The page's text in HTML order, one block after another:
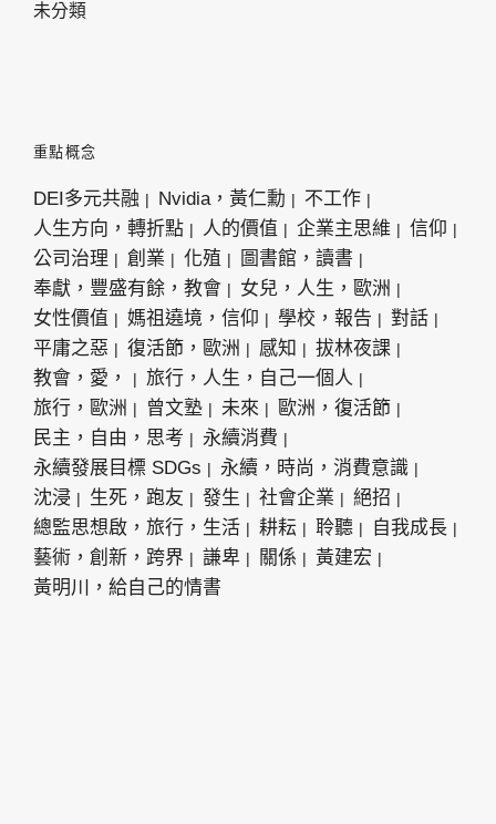
未分類
重點概念
DEI多元共融 Nvidia，黃仁勳
不工作
人生方向，轉折點
人的價值 企業主思維
信仰
公司治理
創業 化殖
圖書館，讀書
奉獻，豐盛有餘，教會
女兒，人生，歐洲
女性價值
媽祖遶境，信仰 學校，報告
對話
平庸之惡
復活節，歐洲 感知
拔林夜課
教會，愛，
旅行，人生，自己一個人
旅行，歐洲
曾文塾 未來
歐洲，復活節
民主，自由，思考
永續消費
永續發展目標 SDGs
永續，時尚，消費意識
沈浸
生死，跑友 發生 社會企業
絕招
總監思想啟，旅行，生活
耕耘 聆聽
自我成長
藝術，創新，跨界
謙卑 關係
黃建宏
黃明川，給自己的情書